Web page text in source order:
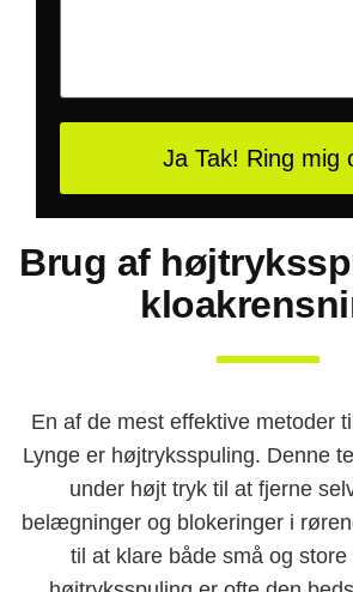
Ja Tak! Ring mig
Brug af
En af de mest effektive metoder
Lynge er højtryksspuling. Denne
under højt tryk til at fjerne
belægninger og blokeringer i
til at klare både små og store